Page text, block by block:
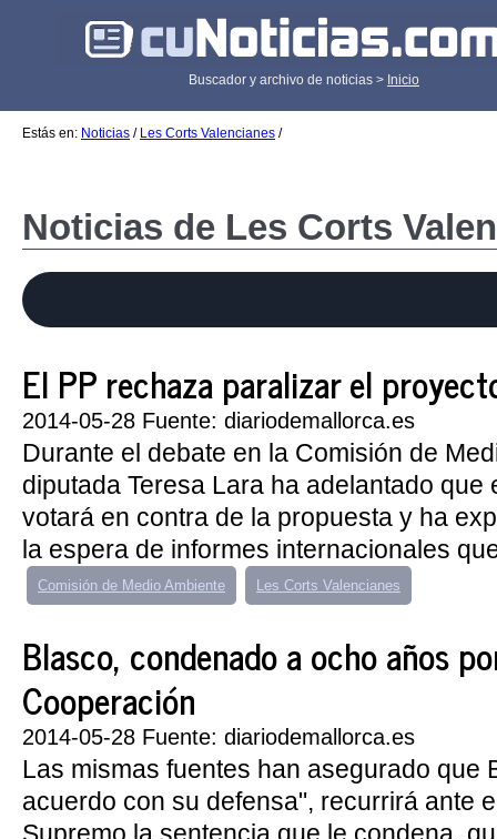
Buscador y archivo de noticias > Inicio
Estás en: Noticias / Les Corts Valencianes /
Noticias de Les Corts
El PP rechaza paralizar el
2014-05-28 Fuente: diariodemallorca.es
Durante el debate en la Comisión de
diputada Teresa Lara ha adelantado que
votará en contra de la propuesta y ha
la espera de informes internacionales
Comisión de Medio Ambiente Les Corts Valencianes
Blasco, condenado a ocho años
Cooperación
2014-05-28 Fuente: diariodemallorca.es
Las mismas fuentes han asegurado que
acuerdo con su defensa", recurrirá ante